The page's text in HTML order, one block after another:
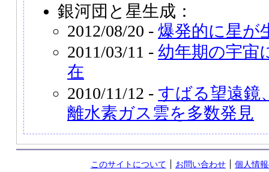
銀河団と星生成：
2012/08/20 - 爆発的に星が
2011/03/11 - 幼年期の宇宙
在
2010/11/12 - すばる望遠鏡
離水素ガス雲を多数発見
このサイトについて お問い合わせ
個人情